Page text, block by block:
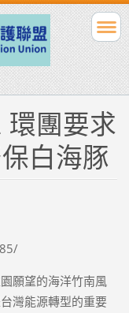
環團要求
白海豚
願望的海洋竹南風
灣能源轉型的重要